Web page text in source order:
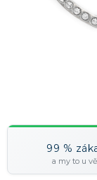
99 %
a my to u